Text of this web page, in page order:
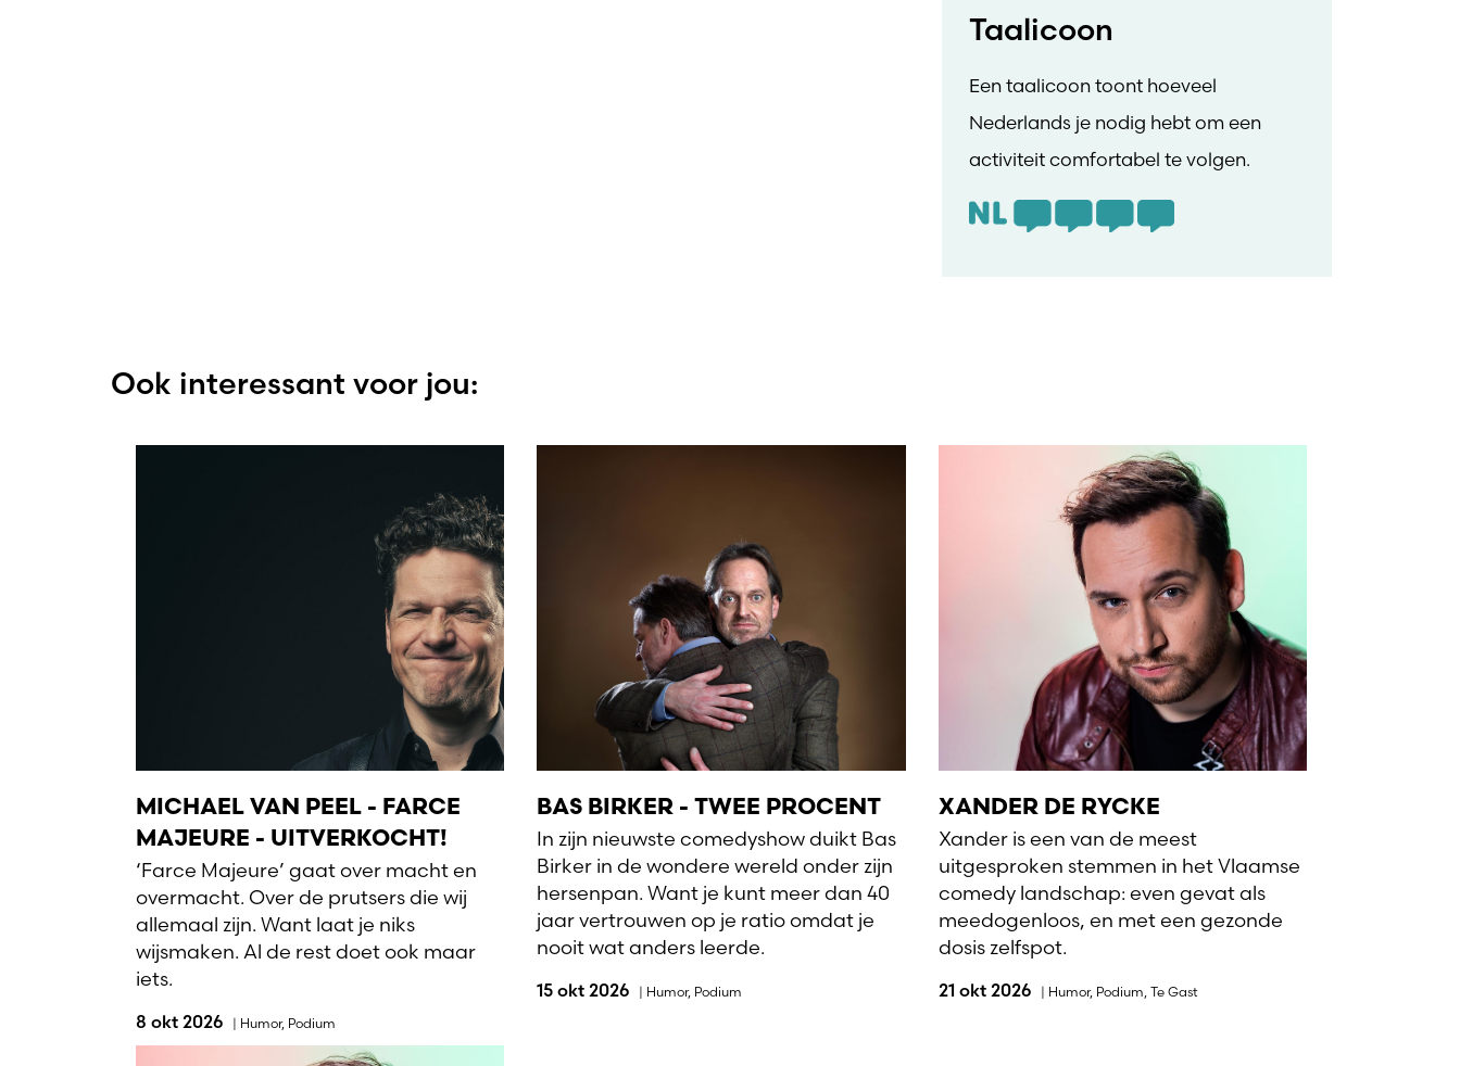
Taalicoon
Een taalicoon toont hoeveel
Nederlands je nodig hebt om een
activiteit comfortabel te volgen.
Ook interessant voor jou:
MICHAEL VAN PEEL - FARCE
MAJEURE - UITVERKOCHT!
‘Farce Majeure’ gaat over macht en
overmacht. Over de prutsers die wij
allemaal zijn. Want laat je niks
wijsmaken. Al de rest doet ook maar
iets.
8 okt 2026 | Humor, Podium
BAS BIRKER - TWEE PROCENT
In zijn nieuwste comedyshow duikt Bas
Birker in de wondere wereld onder zijn
hersenpan. Want je kunt meer dan 40
jaar vertrouwen op je ratio omdat je
nooit wat anders leerde.
15 okt 2026 | Humor, Podium
XANDER DE RYCKE
Xander is een van de meest
uitgesproken stemmen in het Vlaamse
comedy landschap: even gevat als
meedogenloos, en met een gezonde
dosis zelfspot.
21 okt 2026 | Humor, Podium, Te Gast